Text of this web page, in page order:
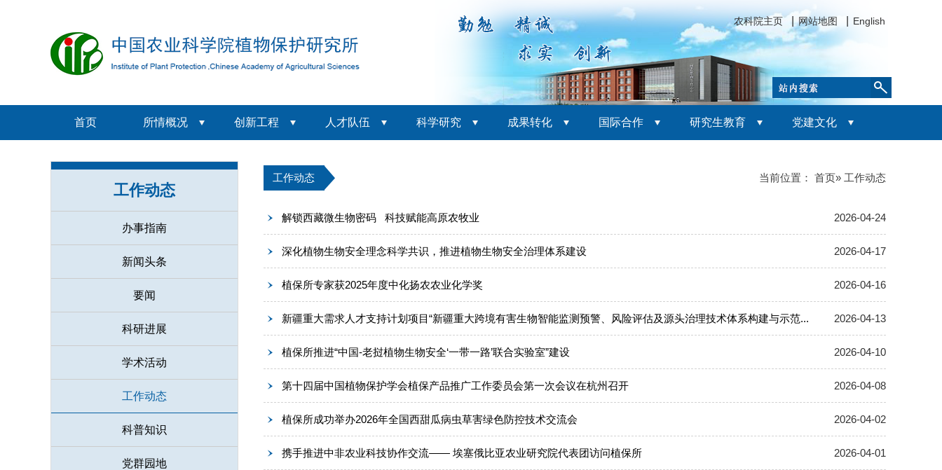
农科院主页 网站地图 English
首页 所情概况 创新工程 人才队伍 科学研究 成果转化 国际合作 研究生教育 党建文化
工作动态
办事指南
新闻头条
要闻
科研进展
学术活动
工作动态
科普知识
党群园地
工作动态 当前位置： 首页» 工作动态
2026-04-24
解锁西藏微生物密码 科技赋能高原农牧业
2026-04-17
深化植物生物安全理念科学共识，推进植物生物安全治理体系建设
2026-04-16
植保所专家获2025年度中化扬农农业化学奖
2026-04-13
新疆重大需求人才支持计划项目“新疆重大跨境有害生物智能监测预警、风险评估及源头治理技术体系构建与示范...
2026-04-10
植保所推进“中国-老挝植物生物安全‘一带一路’联合实验室”建设
2026-04-08
第十四届中国植物保护学会植保产品推广工作委员会第一次会议在杭州召开
2026-04-02
植保所成功举办2026年全国西甜瓜病虫草害绿色防控技术交流会
2026-04-01
携手推进中非农业科技协作交流—— 埃塞俄比亚农业研究院代表团访问植保所